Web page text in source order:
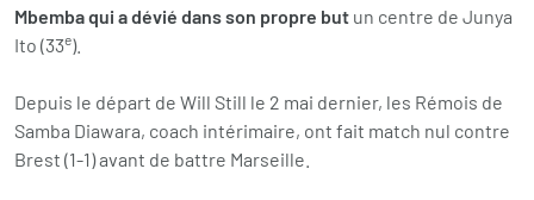
Mbemba qui a dévié dans son propre but un centre de Junya
Ito (33e).
Depuis le départ de Will Still le 2 mai dernier, les Rémois de
Samba Diawara, coach intérimaire, ont fait match nul contre
Brest (1-1) avant de battre Marseille.